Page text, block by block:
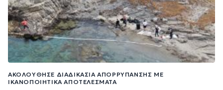
ΑΚΟΛΟΎΘΗΣΕ ΔΙΑΔΙΚΑΣΊΑ ΑΠΟΡΡΎΠΑΝΣΗΣ ΜΕ
ΙΚΑΝΟΠΟΙΗΤΙΚΆ ΑΠΟΤΕΛΈΣΜΑΤΑ